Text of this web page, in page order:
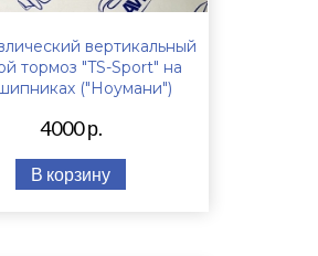
вертикальный
тормоз "TS-Sport" на
("Ноумани")
4000 р.
В корзину